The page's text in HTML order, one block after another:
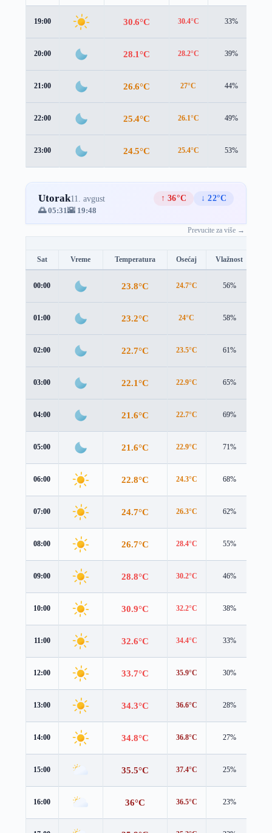
19:00 30.6°C 30.4°C 33%
20:00 28.1°C 28.2°C 39%
21:00 26.6°C 27°C 44%
22:00 25.4°C 26.1°C 49%
23:00 24.5°C 25.4°C 53%
Utorak11. avgust ↑ 36°C
↓ 22°C
🌅 05:31🌇 19:48
Prevucite za više →
Sat Vreme Temperatura Osećaj Vlažnost
00:00 23.8°C 24.7°C 56%
01:00 23.2°C 24°C 58%
02:00 22.7°C 23.5°C 61%
03:00 22.1°C 22.9°C 65%
04:00 21.6°C 22.7°C 69%
05:00 21.6°C 22.9°C 71%
06:00 22.8°C 24.3°C 68%
07:00 24.7°C 26.3°C 62%
08:00 26.7°C 28.4°C 55%
09:00 28.8°C 30.2°C 46%
10:00 30.9°C 32.2°C 38%
11:00 32.6°C 34.4°C 33%
12:00 33.7°C 35.9°C 30%
13:00 34.3°C 36.6°C 28%
14:00 34.8°C 36.8°C 27%
15:00 35.5°C 37.4°C 25%
16:00 36°C 36.5°C 23%